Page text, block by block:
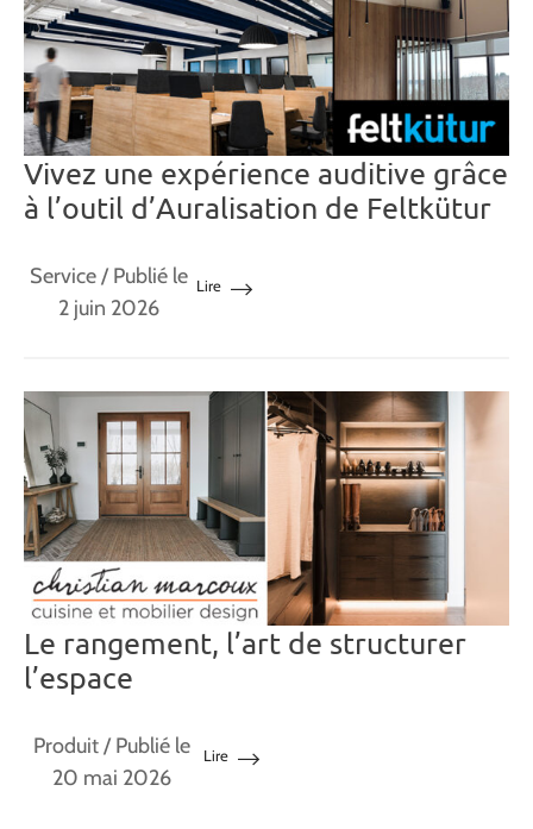
Vivez une expérience auditive grâce
à l’outil d’Auralisation de Feltkütur
Service/ Publié le
2 juin 2026
Lire
Le rangement, l’art de structurer
l’espace
Produit/ Publié le
20 mai 2026
Lire